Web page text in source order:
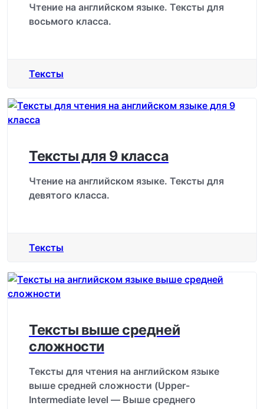
Чтение на английском языке. Тексты для
восьмого класса.
Тексты
Тексты для 9 класса
Чтение на английском языке. Тексты для
девятого класса.
Тексты
Тексты выше средней
сложности
Тексты для чтения на английском языке
выше средней сложности (Upper-
Intermediate level — Выше среднего